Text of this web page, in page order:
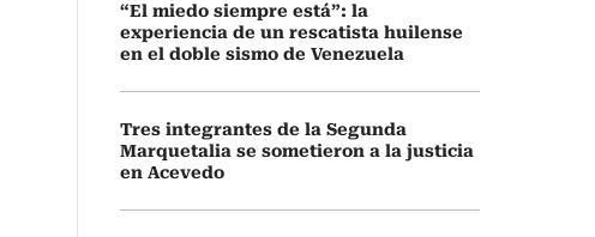
“El miedo siempre está”: la
experiencia de un rescatista huilense
en el doble sismo de Venezuela
Tres integrantes de la Segunda
Marquetalia se sometieron a la justicia
en Acevedo